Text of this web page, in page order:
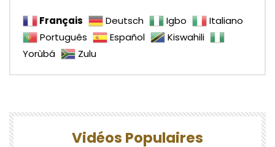
Français Deutsch Igbo
Italiano
Português
Español
Kiswahili
Yorùbá
Zulu
Vidéos Populaires